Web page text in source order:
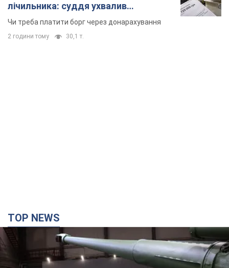
лічильника: суддя ухвалив
неочікуване рішення
Чи треба платити борг через донарахування
2 години тому 30,1 т.
TOP NEWS